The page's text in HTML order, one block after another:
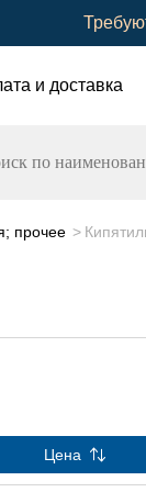
и доставка
прочее
Цена